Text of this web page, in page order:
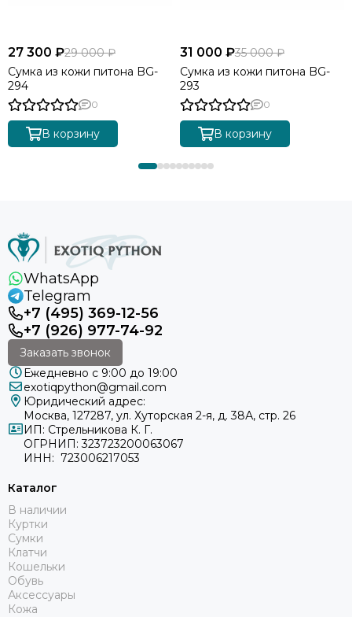
27 300 ₽29 000 ₽
Сумка из кожи питона BG-
294
0
В корзину
31 000 ₽35 000 ₽
Сумка из кожи питона BG-
293
0
В корзину
WhatsApp
Telegram
+7 (495) 369-12-56
+7 (926) 977-74-92
Заказать звонок
Ежедневно с 9:00 до 19:00
exotiqpython@gmail.com
Юридический адрес:
Москва, 127287, ул. Хуторская 2-я, д. 38А, стр. 26
ИП: Стрельникова К. Г.
ОГРНИП: 323723200063067
ИНН: 723006217053
Каталог
В наличии
Куртки
Сумки
Клатчи
Кошельки
Обувь
Аксессуары
Кожа